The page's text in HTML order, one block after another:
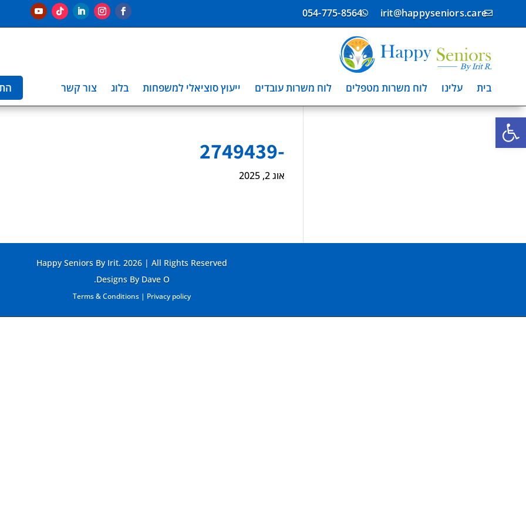
פתח סרגל נגישות

irit@happyseniors.care

054-775-8564
בית עלינו לוח משרות מטפלים לוח משרות עובדים ייעוץ סוציאלי למשפחות בלוג צור קשר
-2749439
אוג 2, 2025
Happy Seniors By Irit. 2026 | All Rights Reserved
Designs By Dave O.
Terms & Conditions| Privacy policy